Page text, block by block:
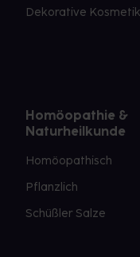
Dekorative Kosmetik
Homöopathie &
Naturheilkunde
Homöopathisch
Pflanzlich
Schüßler Salze